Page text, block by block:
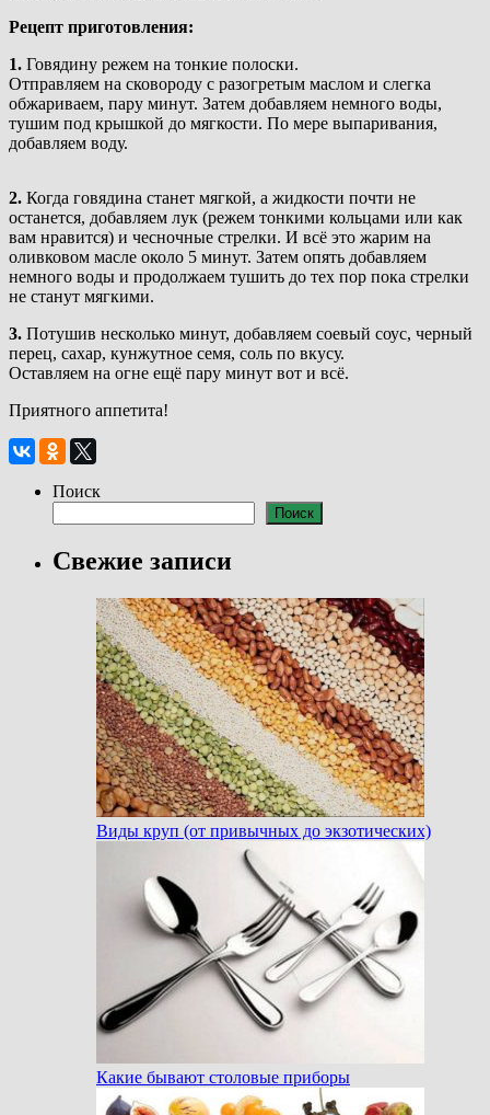
Рецепт приготовления:
1. Говядину режем на тонкие полоски.
Отправляем на сковороду с разогретым маслом и слегка
обжариваем, пару минут. Затем добавляем немного воды,
тушим под крышкой до мягкости. По мере выпаривания,
добавляем воду.
2. Когда говядина станет мягкой, а жидкости почти не
останется, добавляем лук (режем тонкими кольцами или как
вам нравится) и чесночные стрелки. И всё это жарим на
оливковом масле около 5 минут. Затем опять добавляем
немного воды и продолжаем тушить до тех пор пока стрелки
не станут мягкими.
3. Потушив несколько минут, добавляем соевый соус, черный
перец, сахар, кунжутное семя, соль по вкусу.
Оставляем на огне ещё пару минут вот и всё.
Приятного аппетита!
Поиск
Поиск
Свежие записи
Виды круп (от привычных до экзотических)
Какие бывают столовые приборы